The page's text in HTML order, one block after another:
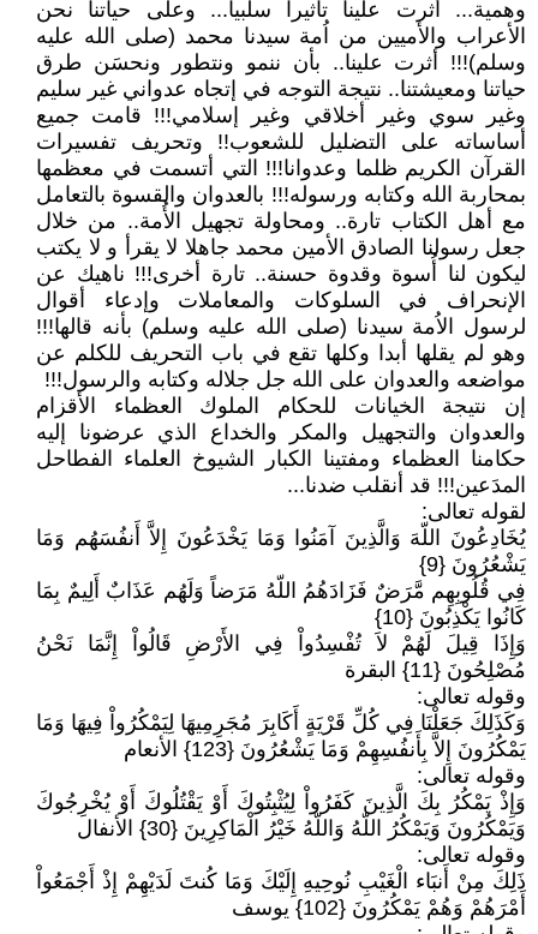
وهمية... أثرت علينا تأثيرا سلبيا... وعلى حياتنا نحن
الأعراب والأميين من اُمة سيدنا محمد (صلى الله عليه
وسلم)!!! أثرت علينا.. بأن ننمو ونتطور ونحسَن طرق
حياتنا ومعيشتنا.. نتيجة التوجه في إتجاه عدواني غير سليم
وغير سوي وغير أخلاقي وغير إسلامي!!! قامت جميع
أساساته على التضليل للشعوب!! وتحريف تفسيرات
القرآن الكريم ظلما وعدوانا!!! التي أتسمت في معظمها
بمحاربة الله وكتابه ورسوله!!! بالعدوان والقسوة بالتعامل
مع أهل الكتاب تارة.. ومحاولة تجهيل الأُمة.. من خلال
جعل رسولنا الصادق الأمين محمد جاهلا لا يقرأ و لا يكتب
ليكون لنا أُسوة وقدوة حسنة.. تارة أخرى!!! ناهيك عن
الإنحراف في السلوكات والمعاملات وإدعاء أقوال
لرسول الاُمة سيدنا (صلى الله عليه وسلم) بأنه قالها!!!
وهو لم يقلها أبدا وكلها تقع في باب التحريف للكلم عن
مواضعه والعدوان على الله جل جلاله وكتابه والرسول!!!
إن نتيجة الخيانات للحكام الملوك العظماء الأقزام
والعدوان والتجهيل والمكر والخداع الذي عرضونا إليه
حكامنا العظماء ومفتينا الكبار الشيوخ العلماء الفطاحل
المدَعين!!! قد أنقلب ضدنا...
لقوله تعالى:
يُخَادِعُونَ اللّهَ وَالَّذِينَ آمَنُوا وَمَا يَخْدَعُونَ إِلاَّ أَنفُسَهُم وَمَا
يَشْعُرُونَ {9}
فِي قُلُوبِهِم مَّرَضٌ فَزَادَهُمُ اللّهُ مَرَضاً وَلَهُم عَذَابٌ أَلِيمٌ بِمَا
كَانُوا يَكْذِبُونَ {10}
وَإِذَا قِيلَ لَهُمْ لاَ تُفْسِدُواْ فِي الأَرْضِ قَالُواْ إِنَّمَا نَحْنُ
مُصْلِحُونَ {11} البقرة
وقوله تعالى:
وَكَذَلِكَ جَعَلْنَا فِي كُلِّ قَرْيَةٍ أَكَابِرَ مُجَرِمِيهَا لِيَمْكُرُواْ فِيهَا وَمَا
يَمْكُرُونَ إِلاَّ بِأَنفُسِهِمْ وَمَا يَشْعُرُونَ {123} الأنعام
وقوله تعالى:
وَإِذْ يَمْكُرُ بِكَ الَّذِينَ كَفَرُواْ لِيُثْبِتُوكَ أَوْ يَقْتُلُوكَ أَوْ يُخْرِجُوكَ
وَيَمْكُرُونَ وَيَمْكُرُ اللّهُ وَاللّهُ خَيْرُ الْمَاكِرِينَ {30} الأنفال
وقوله تعالى:
ذَلِكَ مِنْ أَنبَاء الْغَيْبِ نُوحِيهِ إِلَيْكَ وَمَا كُنتَ لَدَيْهِمْ إِذْ أَجْمَعُواْ
أَمْرَهُمْ وَهُمْ يَمْكُرُونَ {102} يوسف